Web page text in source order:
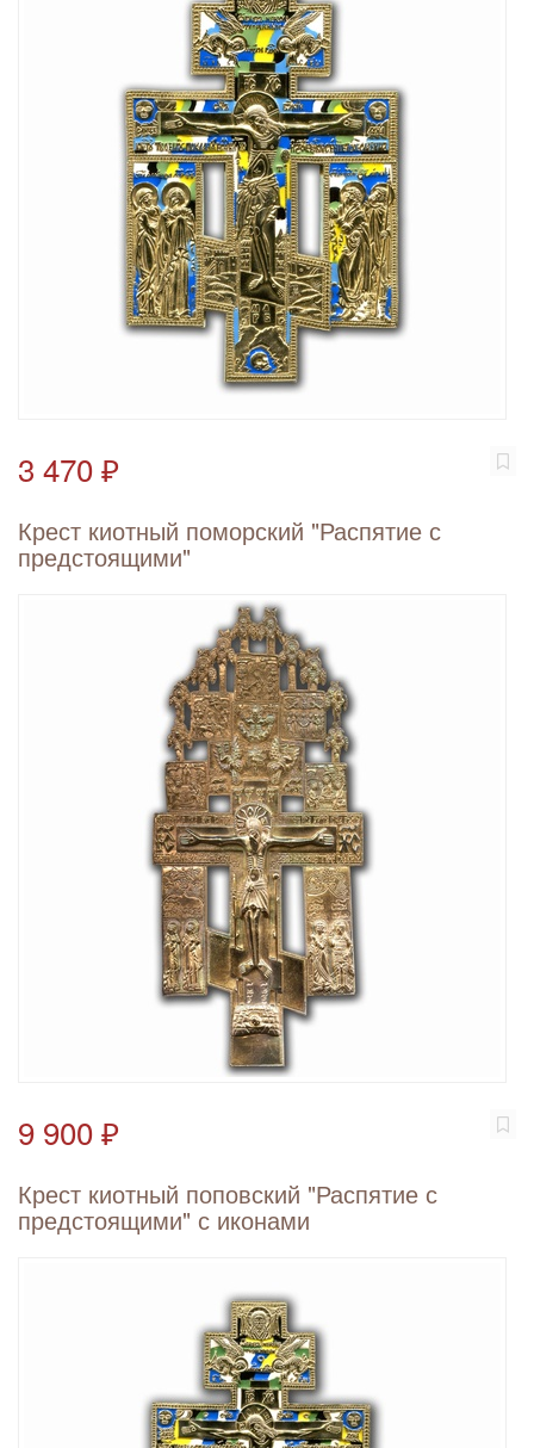
3 470 ₽
Крест киотный поморский "Распятие с
предстоящими"
9 900 ₽
Крест киотный поповский "Распятие с
предстоящими" с иконами